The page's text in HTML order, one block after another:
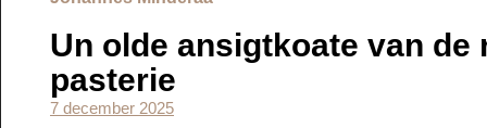
Un olde ansigtkoate van de
pasterie
7 december 2025